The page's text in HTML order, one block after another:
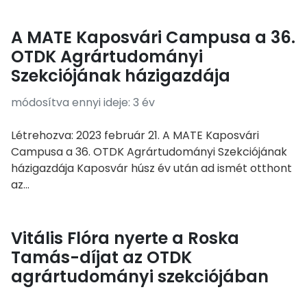
A MATE Kaposvári Campusa a 36.
OTDK Agrártudományi
Szekciójának házigazdája
módosítva ennyi ideje: 3 év
Létrehozva: 2023 február 21. A MATE Kaposvári
Campusa a 36. OTDK Agrártudományi Szekciójának
házigazdája Kaposvár húsz év után ad ismét otthont
az...
Vitális Flóra nyerte a Roska
Tamás-díjat az OTDK
agrártudományi szekciójában